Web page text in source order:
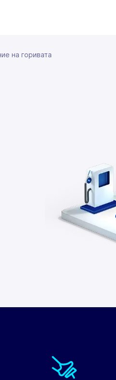
на горивата